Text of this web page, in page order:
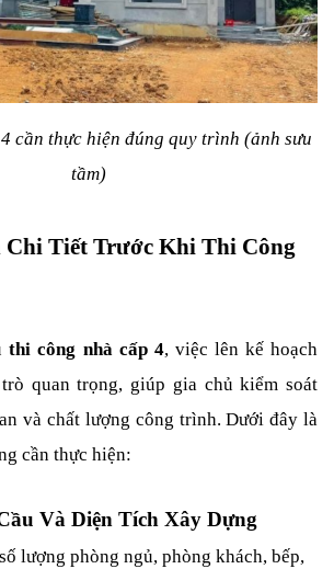
cần thực hiện đúng quy trình (ảnh sưu
tầm)
Chi Tiết Trước Khi Thi Công
thi công nhà cấp 4, việc lên kế hoạch
quan trọng, giúp gia chủ kiểm soát
và chất lượng công trình. Dưới đây là
cần thực hiện:
Và Diện Tích Xây Dựng
lượng phòng ngủ, phòng khách, bếp,